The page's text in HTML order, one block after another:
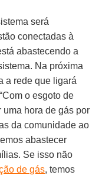
será
conectadas à
abastecendo a
Na próxima
a rede que ligará
o esgoto de
hora de gás por
da comunidade ao
abastecer
Se isso não
de gás, temos